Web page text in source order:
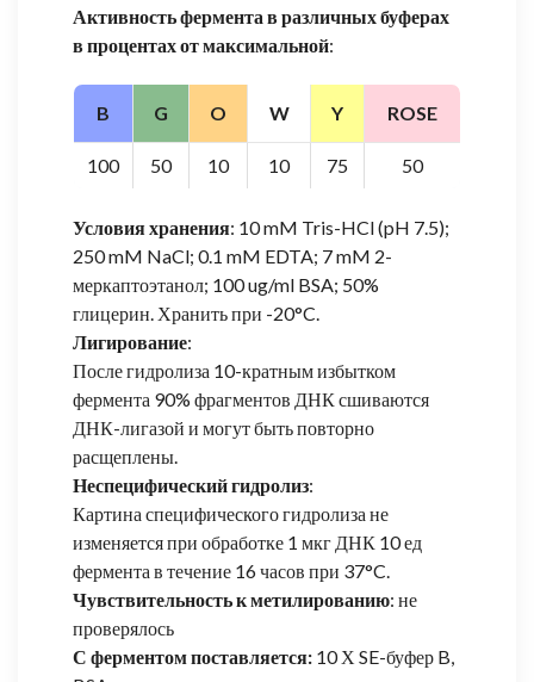
Активность фермента в различных буферах
в процентах от максимальной:
B G O W Y ROSE
100 50 10 10 75 50
Условия хранения: 10 mM Tris-HCl (pH 7.5);
250 mM NaCl; 0.1 mM EDTA; 7 mM 2-
меркаптоэтанол; 100 ug/ml BSA; 50%
глицерин. Хранить при -20°C.
Лигирование:
После гидролиза 10-кратным избытком
фермента 90% фрагментов ДНК сшиваются
ДНК-лигазой и могут быть повторно
расщеплены.
Неспецифический гидролиз:
Картина специфического гидролиза не
изменяется при обработке 1 мкг ДНК 10 ед
фермента в течение 16 часов при 37°C.
Чувствительность к метилированию: не
проверялось
С ферментом поставляется: 10 Х SE-буфер B,